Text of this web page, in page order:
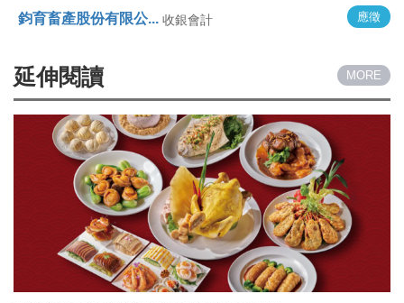
鈞育畜產股份有限公... 收銀會計 應徵
延伸閱讀 MORE